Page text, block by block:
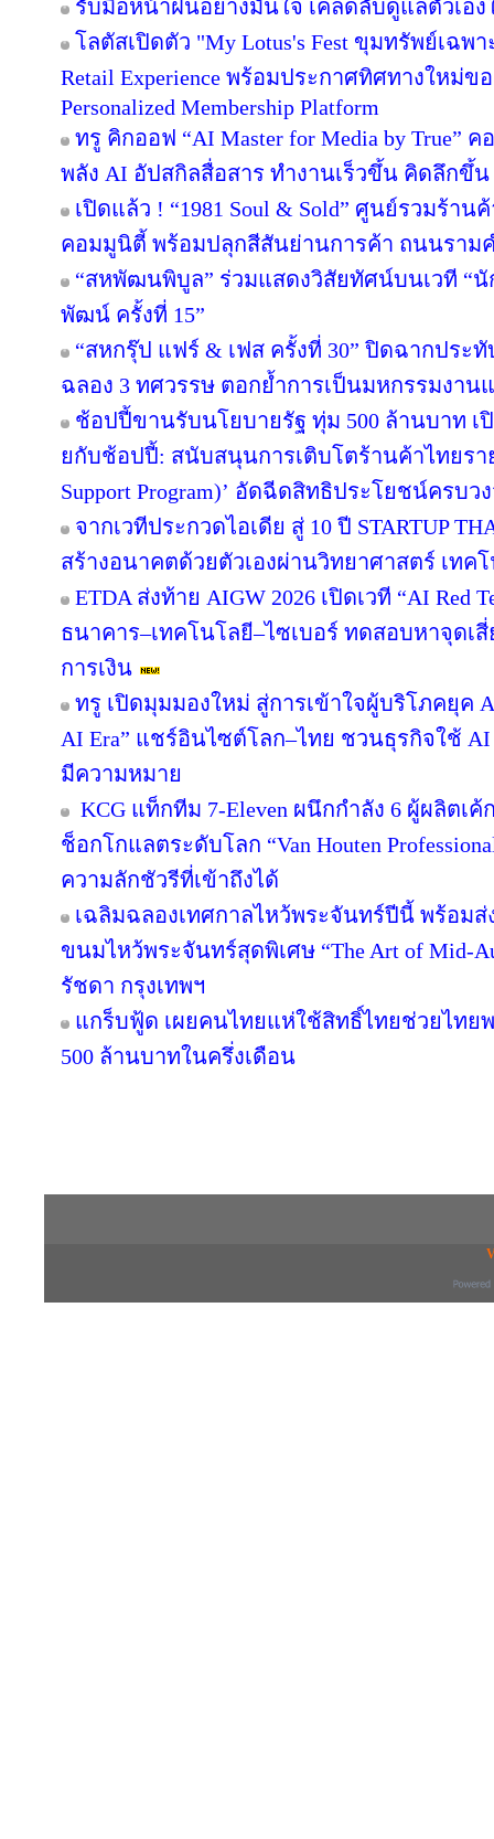
รับมือหน้าฝนอย่างมั่นใจ เคล็ดลับดูแลตัวเอง
โลตัสเปิดตัว "My Lotus's Fest ขุมทรัพย์เฉ
Retail Experience พร้อมประกาศทิศทางใหม่ขอ
Personalized Membership Platform
ทรู คิกออฟ “AI Master for Media by True”
พลัง AI อัปสกิลสื่อสาร ทำงานเร็วขึ้น คิดลึกขึ้
เปิดแล้ว ! “1981 Soul & Sold” ศูนย์รวมร้
คอมมูนิตี้ พร้อมปลุกสีสันย่านการค้า ถนนราม
“สหพัฒนพิบูล” ร่วมแสดงวิสัยทัศน์บนเวที “
พัฒน์ ครั้งที่ 15”
“สหกรุ๊ป แฟร์ & เฟส ครั้งที่ 30” ปิดฉากประ
ฉลอง 3 ทศวรรษ ตอกย้ำการเป็นมหกรรมงา
ช้อปปี้ขานรับนโยบายรัฐ ทุ่ม 500 ล้านบาท เ
ยกับช้อปปี้: สนับสนุนการเติบโตร้านค้าไทยรา
Support Program)’ อัดฉีดสิทธิประโยชน์ครบว
จากเวทีประกวดไอเดีย สู่ 10 ปี STARTUP
สร้างอนาคตด้วยตัวเองผ่านวิทยาศาสตร์ เทค
ETDA ส่งท้าย AIGW 2026 เปิดเวที “AI Red
ธนาคาร–เทคโนโลยี–ไซเบอร์ ทดสอบหาจุดเ
การเงิน
ทรู เปิดมุมมองใหม่ สู่การเข้าใจผู้บริโภคยุค
AI Era” แชร์อินไซต์โลก–ไทย ชวนธุรกิจใช้
มีความหมาย
KCG แท็กทีม 7-Eleven ผนึกกำลัง 6 ผู้ผลิตเ
ช็อกโกแลตระดับโลก “Van Houten
ความลักชัวรีที่เข้าถึงได้
เฉลิมฉลองเทศกาลไหว้พระจันทร์ปีนี้ พร้อม
ขนมไหว้พระจันทร์สุดพิเศษ “The Art of Mid-
รัชดา กรุงเทพฯ
แกร็บฟู้ด เผยคนไทยแห่ใช้สิทธิ์ไทยช่วยไทยพ
500 ล้านบาทในครึ่งเดือน